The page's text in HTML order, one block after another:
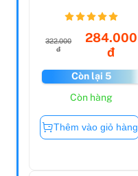
322.000
đ
284.000
đ
Còn lại 5
Còn hàng
Thêm vào giỏ hàng